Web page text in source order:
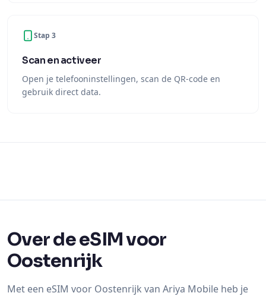
Stap 3
Scan en activeer
Open je telefooninstellingen, scan de QR-code en
gebruik direct data.
Over de eSIM voor
Oostenrijk
Met een eSIM voor Oostenrijk van Ariya Mobile heb je